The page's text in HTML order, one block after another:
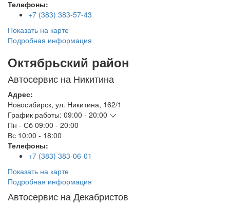
Телефоны:
+7 (383) 383-57-43
Показать на карте
Подробная информация
Октябрьский район
Автосервис на Никитина
Адрес:
Новосибирск, ул. Никитина, 162/1
График работы: 09:00 - 20:00
Пн - Сб 09:00 - 20:00
Вс 10:00 - 18:00
Телефоны:
+7 (383) 383-06-01
Показать на карте
Подробная информация
Автосервис на Декабристов